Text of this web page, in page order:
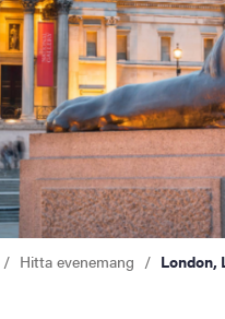
och innovation
Hitta evenemang London,